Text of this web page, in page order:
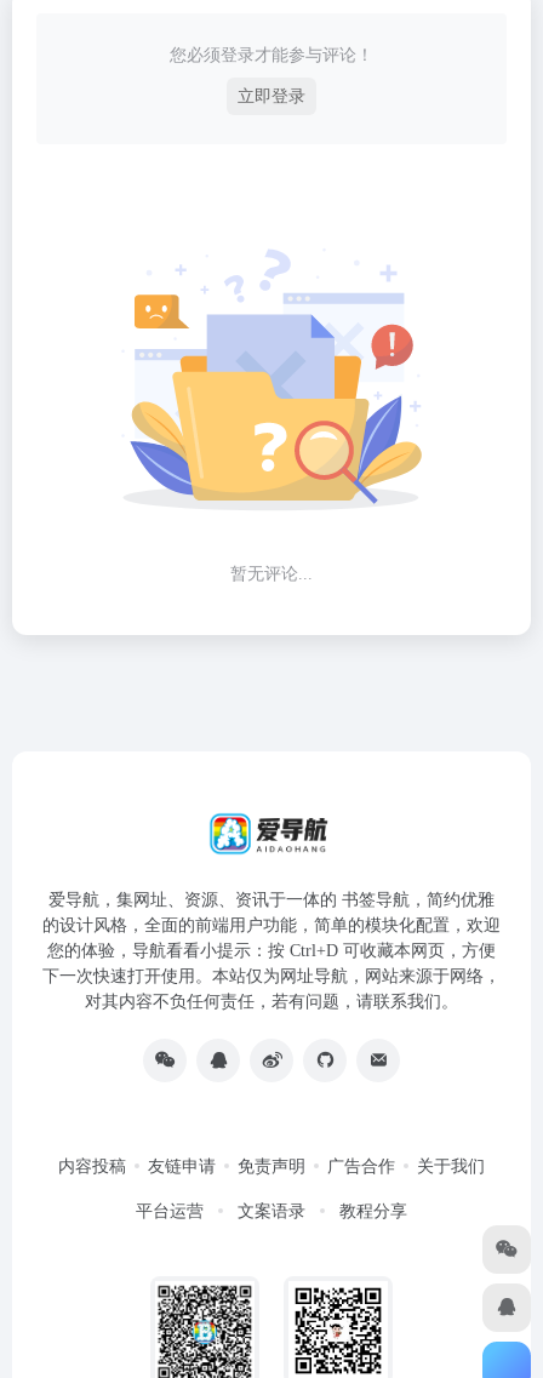
您必须登录才能参与评论！
立即登录
暂无评论...
爱导航，集网址、资源、资讯于一体的 书签导航，简约优雅
的设计风格，全面的前端用户功能，简单的模块化配置，欢迎
您的体验，导航看看小提示：按 Ctrl+D 可收藏本网页，方便
下一次快速打开使用。本站仅为网址导航，网站来源于网络，
对其内容不负任何责任，若有问题，请联系我们。
内容投稿 友链申请 免责声明 广告合作 关于我们
平台运营 文案语录 教程分享